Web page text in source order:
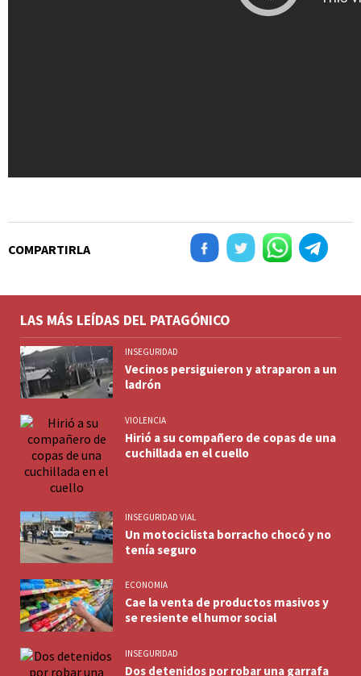
COMPARTIRLA
LAS MÁS LEÍDAS DEL PATAGÓNICO
INSEGURIDAD
Vecinos persiguieron y atraparon a un
ladrón
VIOLENCIA
Hirió a su compañero de copas de una
cuchillada en el cuello
INSEGURIDAD VIAL
Un motociclista borracho chocó y no
tenía seguro
ECONOMIA
Cae la venta de productos masivos y
se resiente el humor social
INSEGURIDAD
Dos detenidos por robar una garrafa